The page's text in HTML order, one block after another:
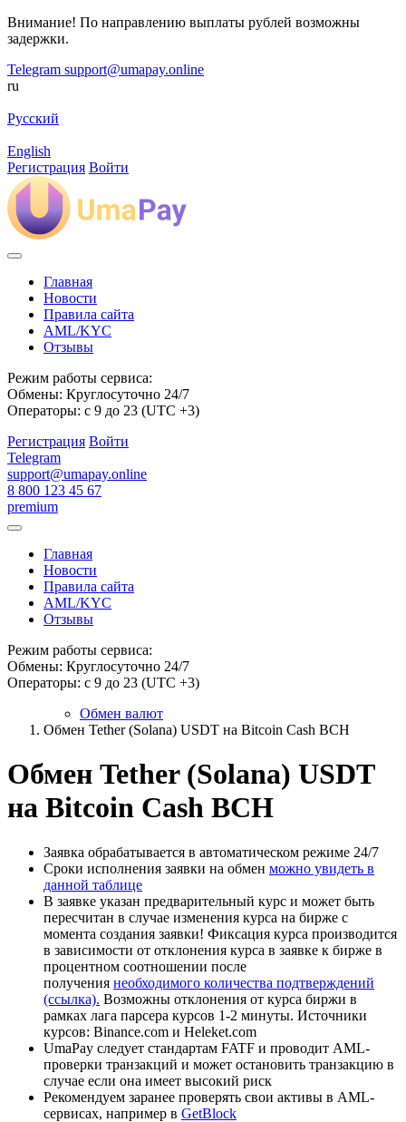
Внимание! По направлению выплаты рублей возможны
задержки.
Telegram support@umapay.online
ru
Русский
English
Регистрация Войти
Главная
Новости
Правила сайта
AML/KYC
Отзывы
Режим работы сервиса:
Обмены: Круглосуточно 24/7
Операторы: с 9 до 23 (UTC +3)
Регистрация Войти
Telegram
support@umapay.online
8 800 123 45 67
premium
Главная
Новости
Правила сайта
AML/KYC
Отзывы
Режим работы сервиса:
Обмены: Круглосуточно 24/7
Операторы: с 9 до 23 (UTC +3)
Обмен валют
Обмен Tether (Solana) USDT на Bitcoin Cash BCH
Обмен Tether (Solana) USDT
на Bitcoin Cash BCH
Заявка обрабатывается в автоматическом режиме 24/7
Сроки исполнения заявки на обмен можно увидеть в
данной таблице
В заявке указан предварительный курс и может быть
пересчитан в случае изменения курса на бирже с
момента создания заявки! Фиксация курса производится
в зависимости от отклонения курса в заявке к бирже в
процентном соотношении после
получения необходимого количества подтверждений
(ссылка). Возможны отклонения от курса биржи в
рамках лага парсера курсов 1-2 минуты. Источники
курсов: Binance.com и Heleket.com
UmaPay следует стандартам FATF и проводит AML-
проверки транзакций и может остановить транзакцию в
случае если она имеет высокий риск
Рекомендуем заранее проверять свои активы в AML-
сервисах, например в GetBlock